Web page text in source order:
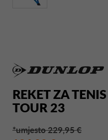
REKET ZA
TOUR 23
*umjesto 229,95 €